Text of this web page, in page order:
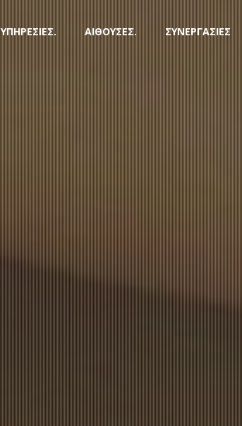
ΥΠΗΡΕΣΙΕΣ. ΑΙΘΟΥΣΕΣ. ΣΥΝΕΡΓΑΣΙΕΣ